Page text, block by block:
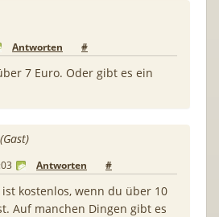
Antworten #
7 Euro. Oder gibt es ein
Antworten #
ist kostenlos, wenn du über 10
Auf manchen Dingen gibt es